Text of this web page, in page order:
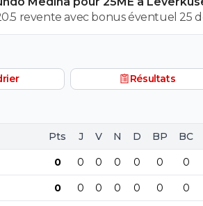
revente avec bonus éventuel 25
pas avec cela que tu vas
Résultats
Pts J V N D BP BC
0 0 0 0 0 0 0
0 0 0 0 0 0 0